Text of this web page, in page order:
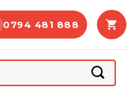
0794 481 888